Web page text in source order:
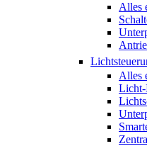
Alles
Alles
Licht-